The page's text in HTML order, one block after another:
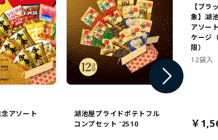
アソート
湖池屋プライドポテトフル
コンプセット '2510
【ブラ
象】湖
アソー
ケージ
限）
12袋入
￥